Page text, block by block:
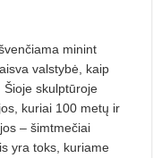
minint
valstybė, kaip
Šioje skulptūroje
kuriai 100 metų ir
– šimtmečiai
yra toks, kuriame